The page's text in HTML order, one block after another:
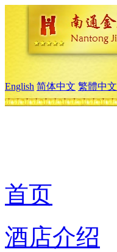
English 简体中文 繁體中文
首页
酒店介绍